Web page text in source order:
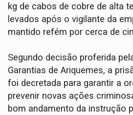
kg de cabos de cobre de alta
levados após o vigilante da
mantido refém por cerca de
Segundo decisão proferida
Garantias de Ariquemes, a
foi decretada para garantir a
prevenir novas ações
bom andamento da instrução